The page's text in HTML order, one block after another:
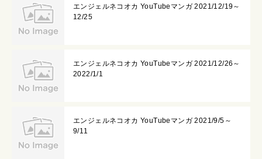
エンジェルネコオカ YouTubeマンガ 2021/12/19～
12/25
エンジェルネコオカ YouTubeマンガ 2021/12/26～
2022/1/1
エンジェルネコオカ YouTubeマンガ 2021/9/5～
9/11